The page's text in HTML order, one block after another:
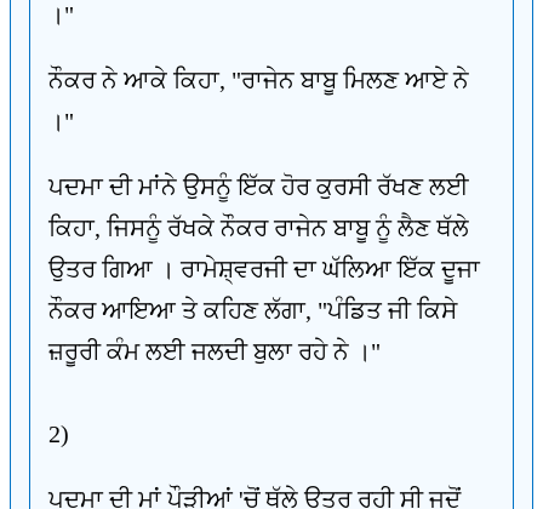
।"
ਨੌਕਰ ਨੇ ਆਕੇ ਕਿਹਾ, "ਰਾਜੇਨ ਬਾਬੂ ਮਿਲਣ ਆਏ ਨੇ
।"
ਪਦਮਾ ਦੀ ਮਾਂਨੇ ਉਸਨੂੰ ਇੱਕ ਹੋਰ ਕੁਰਸੀ ਰੱਖਣ ਲਈ
ਕਿਹਾ, ਜਿਸਨੂੰ ਰੱਖਕੇ ਨੌਕਰ ਰਾਜੇਨ ਬਾਬੂ ਨੂੰ ਲੈਣ ਥੱਲੇ
ਉਤਰ ਗਿਆ । ਰਾਮੇਸ਼੍ਵਰਜੀ ਦਾ ਘੱਲਿਆ ਇੱਕ ਦੂਜਾ
ਨੌਕਰ ਆਇਆ ਤੇ ਕਹਿਣ ਲੱਗਾ, "ਪੰਡਿਤ ਜੀ ਕਿਸੇ
ਜ਼ਰੂਰੀ ਕੰਮ ਲਈ ਜਲਦੀ ਬੁਲਾ ਰਹੇ ਨੇ ।"
2)
ਪਦਮਾ ਦੀ ਮਾਂ ਪੌੜੀਆਂ 'ਚੋਂ ਥੱਲੇ ਉਤਰ ਰਹੀ ਸੀ ਜਦੋਂ